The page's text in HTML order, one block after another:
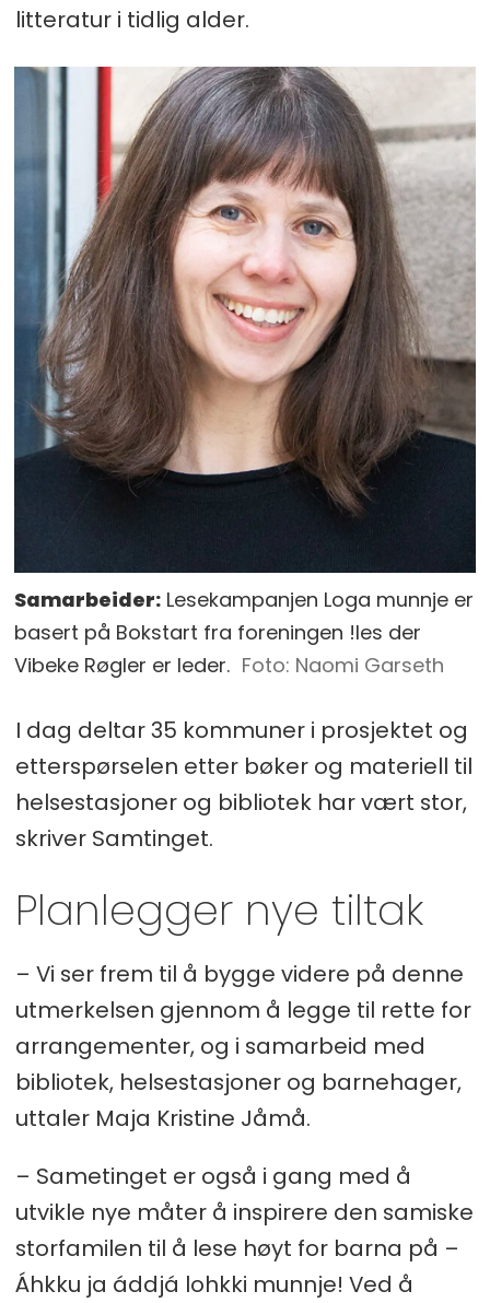
litteratur i tidlig alder.
Samarbeider: Lesekampanjen Loga munnje er
basert på Bokstart fra foreningen !les der
Vibeke Røgler er leder.
Naomi Garseth
I dag deltar 35 kommuner i prosjektet og
etterspørselen etter bøker og materiell til
helsestasjoner og bibliotek har vært stor,
skriver Samtinget.
Planlegger nye tiltak
– Vi ser frem til å bygge videre på denne
utmerkelsen gjennom å legge til rette for
arrangementer, og i samarbeid med
bibliotek, helsestasjoner og barnehager,
uttaler Maja Kristine Jåmå.
– Sametinget er også i gang med å
utvikle nye måter å inspirere den samiske
storfamilen til å lese høyt for barna på –
Áhkku ja áddjá lohkki munnje! Ved å